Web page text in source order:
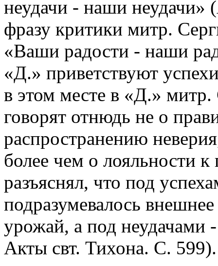
неудачи - наши
фразу критики митр.
«Ваши радости - наши
«Д.» приветствуют
в этом месте в «Д.»
говорят отнюдь не о
распространению
более чем о лояльности
разъяснял, что под
подразумевалось
урожай, а под неудачами
Акты свт. Тихона. С. 599).